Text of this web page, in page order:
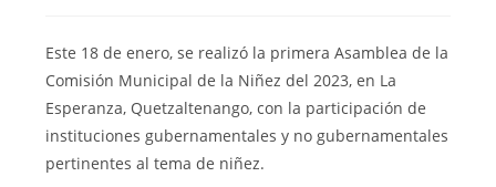
Este 18 de enero, se realizó la primera Asamblea de la
Comisión Municipal de la Niñez del 2023, en La
Esperanza, Quetzaltenango, con la participación de
instituciones gubernamentales y no gubernamentales
pertinentes al tema de niñez.